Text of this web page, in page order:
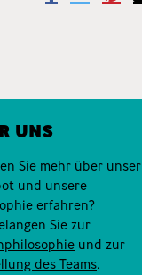
UNS
Sie mehr über unser
und unsere
erfahren?
Sie zur
und zur
des Teams.